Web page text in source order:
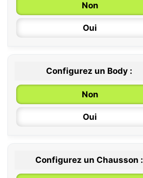
Non
Oui
Configurez un Body :
Non
Oui
0 / 6 mois
Configurez un Chausson :